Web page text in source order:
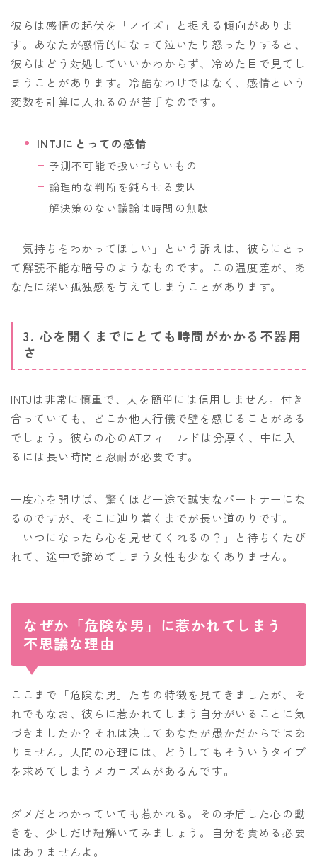
彼らは感情の起伏を「ノイズ」と捉える傾向がありま
す。あなたが感情的になって泣いたり怒ったりすると、
彼らはどう対処していいかわからず、冷めた目で見てし
まうことがあります。冷酷なわけではなく、感情という
変数を計算に入れるのが苦手なのです。
INTJにとっての感情
予測不可能で扱いづらいもの
論理的な判断を鈍らせる要因
解決策のない議論は時間の無駄
「気持ちをわかってほしい」という訴えは、彼らにとっ
て解読不能な暗号のようなものです。この温度差が、あ
なたに深い孤独感を与えてしまうことがあります。
3. 心を開くまでにとても時間がかかる不器用
さ
INTJは非常に慎重で、人を簡単には信用しません。付き
合っていても、どこか他人行儀で壁を感じることがある
でしょう。彼らの心のATフィールドは分厚く、中に入
るには長い時間と忍耐が必要です。
一度心を開けば、驚くほど一途で誠実なパートナーにな
るのですが、そこに辿り着くまでが長い道のりです。
「いつになったら心を見せてくれるの？」と待ちくたび
れて、途中で諦めてしまう女性も少なくありません。
なぜか「危険な男」に惹かれてしまう
不思議な理由
ここまで「危険な男」たちの特徴を見てきましたが、そ
れでもなお、彼らに惹かれてしまう自分がいることに気
づきましたか？それは決してあなたが愚かだからではあ
りません。人間の心理には、どうしてもそういうタイプ
を求めてしまうメカニズムがあるんです。
ダメだとわかっていても惹かれる。その矛盾した心の動
きを、少しだけ紐解いてみましょう。自分を責める必要
はありませんよ。